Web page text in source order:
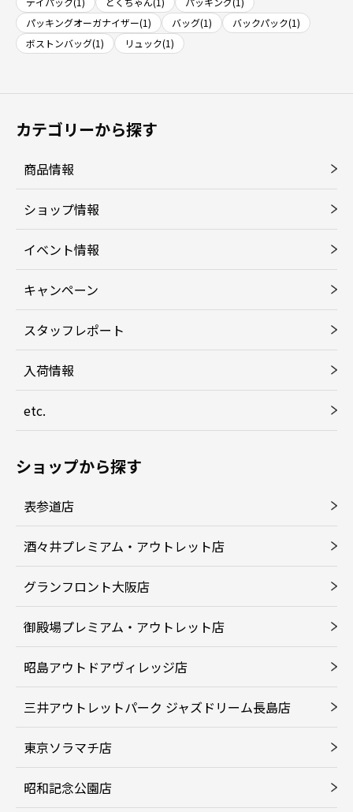
パッキングオーガナイザー(1)
バッグ(1)
バックパック(1)
ボストンバッグ(1)
リュック(1)
カテゴリーから探す
商品情報
ショップ情報
イベント情報
キャンペーン
スタッフレポート
入荷情報
etc.
ショップから探す
表参道店
酒々井プレミアム・アウトレット店
グランフロント大阪店
御殿場プレミアム・アウトレット店
昭島アウトドアヴィレッジ店
三井アウトレットパーク ジャズドリーム長島店
東京ソラマチ店
昭和記念公園店